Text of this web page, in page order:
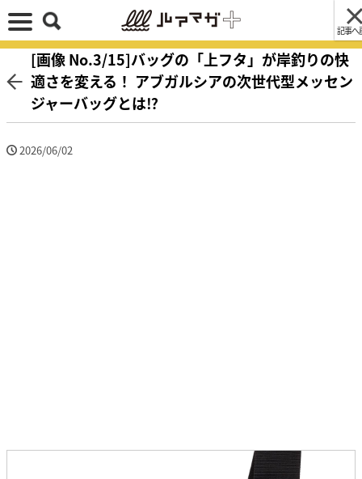
記事へ
[画像 No.3/15]バッグの「上フタ」が岸釣りの快
適さを変える！ アブガルシアの次世代型メッセン
ジャーバッグとは⁉
2026/06/02